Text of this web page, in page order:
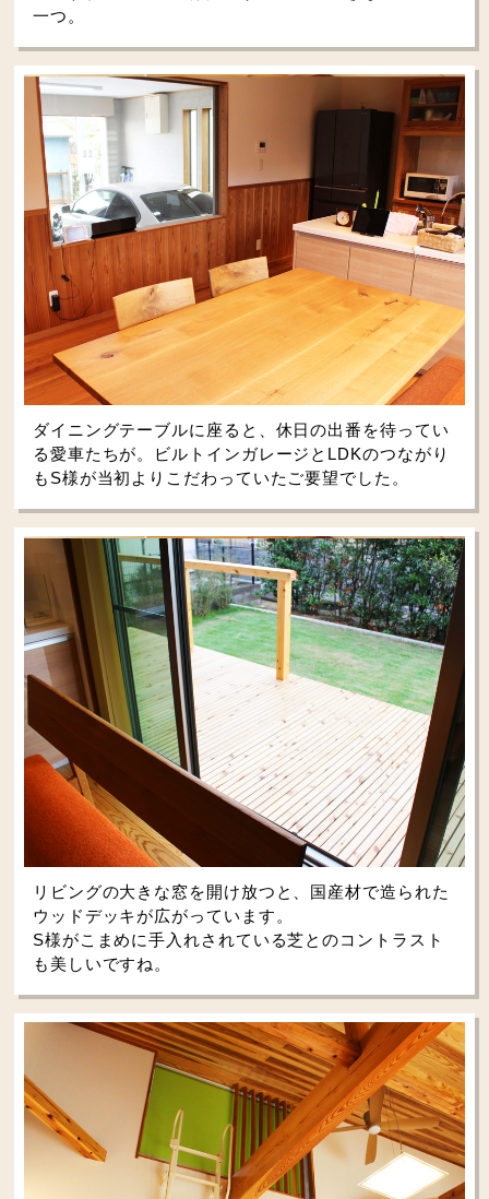
一つ。
ダイニングテーブルに座ると、休日の出番を待ってい
る愛車たちが。ビルトインガレージとLDKのつながり
もS様が当初よりこだわっていたご要望でした。
リビングの大きな窓を開け放つと、国産材で造られた
ウッドデッキが広がっています。
S様がこまめに手入れされている芝とのコントラスト
も美しいですね。